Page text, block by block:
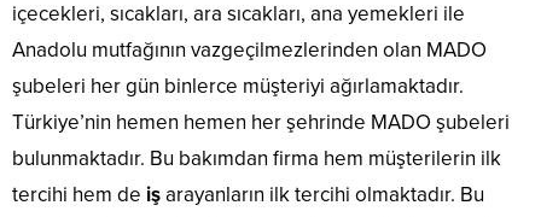
içecekleri, sıcakları, ara sıcakları, ana yemekleri ile
Anadolu mutfağının vazgeçilmezlerinden olan MADO
şubeleri her gün binlerce müşteriyi ağırlamaktadır.
Türkiye’nin hemen hemen her şehrinde MADO şubeleri
bulunmaktadır. Bu bakımdan firma hem müşterilerin ilk
tercihi hem de işarayanların ilk tercihi olmaktadır. Bu